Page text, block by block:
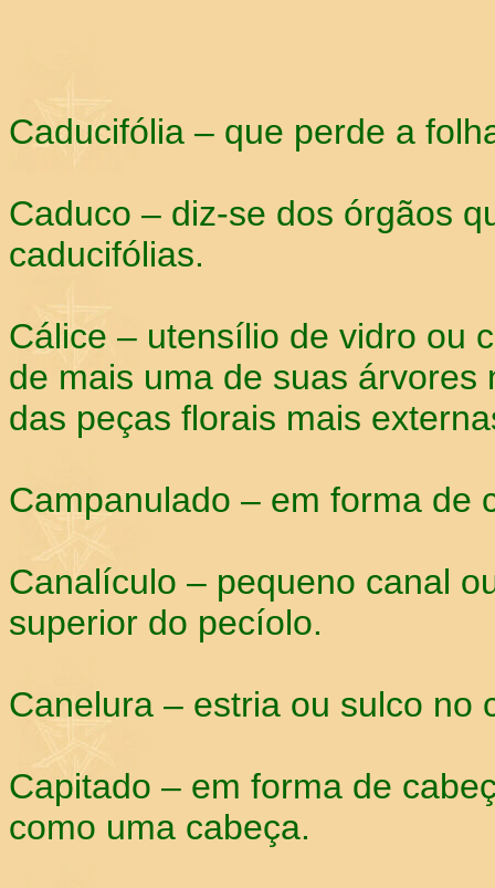
Caducifólia – que perde a
Caduco – diz-se dos órgãos
caducifólias.
Cálice – utensílio de vidro ou
de mais uma de suas
das peças florais mais
Campanulado – em forma de
Canalículo – pequeno canal
superior do pecíolo.
Canelura – estria ou sulco no
Capitado – em forma de
como uma cabeça.